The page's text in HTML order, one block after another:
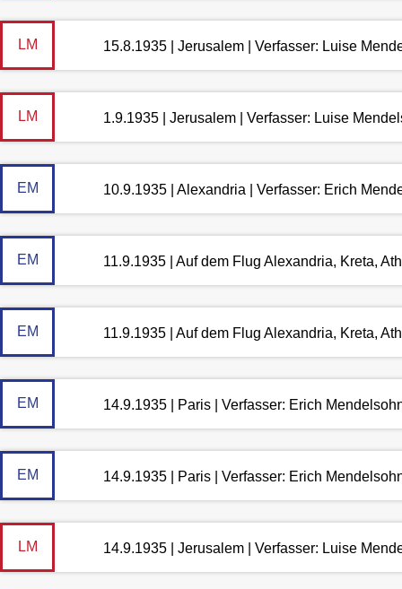
LM 15.8.1935 | Jerusalem | Verfasser: Luise
LM 1.9.1935 | Jerusalem | Verfasser: Luise
EM 10.9.1935 | Alexandria | Verfasser: Erich
EM 11.9.1935 | Auf dem Flug Alexandria, Kreta,
EM 11.9.1935 | Auf dem Flug Alexandria, Kreta,
EM 14.9.1935 | Paris | Verfasser: Erich
EM 14.9.1935 | Paris | Verfasser: Erich
LM 14.9.1935 | Jerusalem | Verfasser: Luise